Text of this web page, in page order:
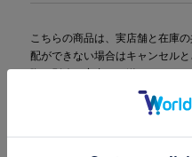
こちらの商品は、実店舗と在庫
配ができない場合はキャンセル
際は別途ご案内をお送りします
カートに商品を入れた段階で、